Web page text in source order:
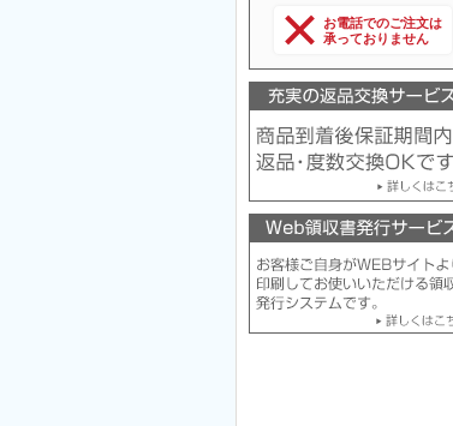
お電話でのご注文は
承っておりません